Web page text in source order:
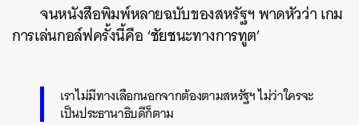
จนหนังสือพิมพ์หลายฉบับของสหรัฐฯ พาดหัวว่า เกม
การเล่นกอล์ฟครั้งนี้คือ ‘ชัยชนะทางการทูต’
เราไม่มีทางเลือกนอกจากต้องตามสหรัฐฯ ไม่ว่าใครจะ
เป็นประธานาธิบดีก็ตาม